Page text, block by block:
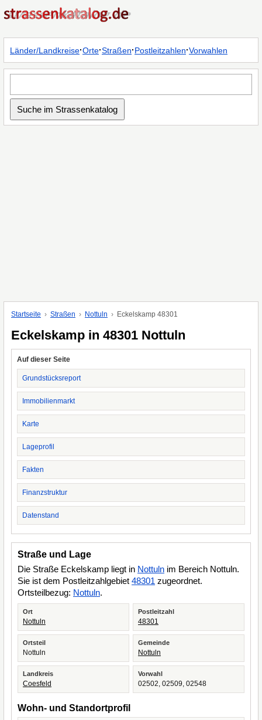
Länder/Landkreise·Orte·Straßen·Postleitzahlen·Vorwahlen
Startseite Straßen Nottuln Eckelskamp 48301
Eckelskamp in 48301 Nottuln
Auf dieser Seite
Grundstücksreport
Immobilienmarkt
Karte
Lageprofil
Fakten
Finanzstruktur
Datenstand
Straße und Lage
Die Straße Eckelskamp liegt in Nottuln im Bereich Nottuln.
Sie ist dem Postleitzahlgebiet 48301 zugeordnet.
Ortsteilbezug: Nottuln.
Ort
Nottuln
Postleitzahl
48301
Ortsteil
Nottuln
Gemeinde
Nottuln
Landkreis
Coesfeld
Vorwahl
02502, 02509, 02548
Wohn- und Standortprofil